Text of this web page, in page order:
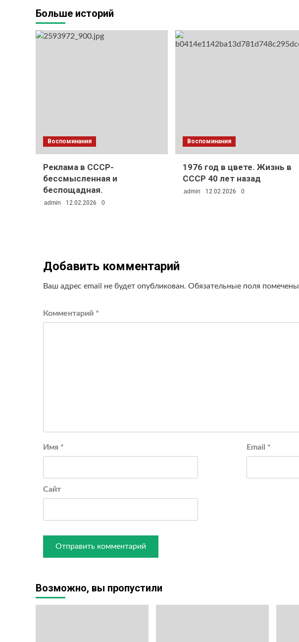
Больше историй
Воспоминания
Реклама в СССР-
бессмысленная и
беспощадная.
admin 12.02.2026 0
Воспоминания
1976 год в цвете. Жизнь в
СССР 40 лет назад
admin 12.02.2026 0
Добавить комментарий
Ваш адрес email не будет опубликован. Обязательные поля помечены
Комментарий *
Имя * Email *
Сайт
Возможно, вы пропустили